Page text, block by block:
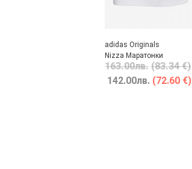
adidas Originals
Nizza Маратонки
163.00лв. (83.34 €)
142.00лв. (72.60 €)